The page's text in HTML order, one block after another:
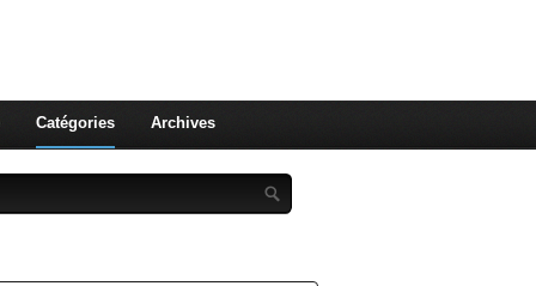
Catégories Archives